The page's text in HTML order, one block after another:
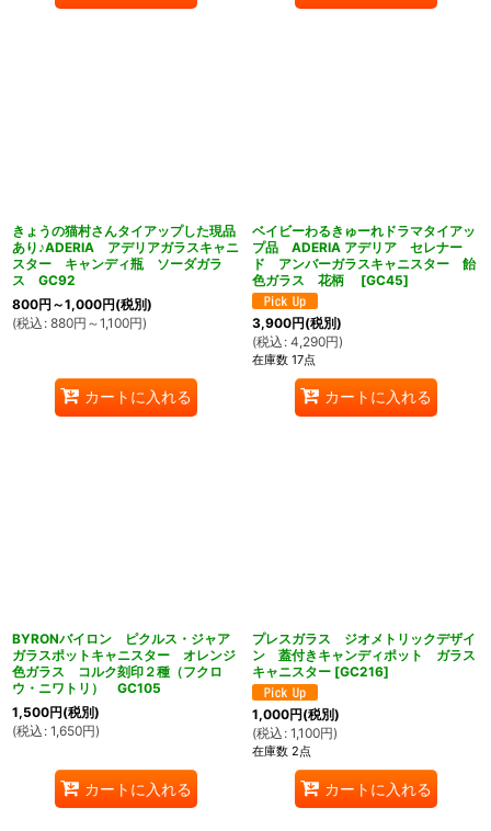
きょうの猫村さんタイアップした現品
あり♪ADERIA アデリアガラスキャニ
スター キャンディ瓶 ソーダガラ
ス GC92
800円 ～1,000円(税別)
(税込 : 880円 ～1,100円)
カートに入れる
ベイビーわるきゅーれドラマタイアッ
プ品 ADERIA アデリア セレナー
ド アンバーガラスキャニスター 飴
色ガラス 花柄
[GC45]
3,900円(税別)
(税込 : 4,290円)
在庫数 17点
カートに入れる
BYRONバイロン ピクルス・ジャア
ガラスポットキャニスター オレンジ
色ガラス コルク刻印２種（フクロ
ウ・ニワトリ） GC105
1,500円(税別)
(税込 : 1,650円)
カートに入れる
プレスガラス ジオメトリックデザイ
ン 蓋付きキャンディポット ガラス
キャニスター [GC216]
1,000円(税別)
(税込 : 1,100円)
在庫数 2点
カートに入れる